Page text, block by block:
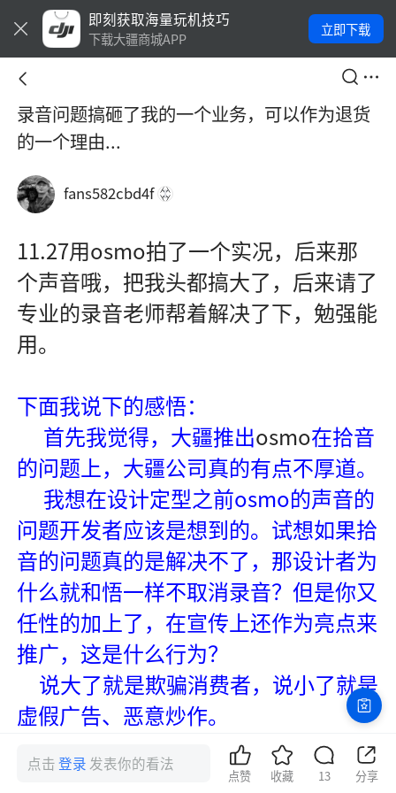
即刻获取海量玩机技巧
下载大疆商城APP
立即下载
录音问题搞砸了我的一个业务，可以作为退货
的一个理由...
fans582cbd4f
11.27用osmo拍了一个实况，后来那
个声音哦，把我头都搞大了，后来请了
专业的录音老师帮着解决了下，勉强能
用。
下面我说下的感悟：
首先我觉得，大疆推出osmo在拾音
的问题上，大疆公司真的有点不厚道。
我想在设计定型之前osmo的声音的
问题开发者应该是想到的。试想如果拾
音的问题真的是解决不了，那设计者为
什么就和悟一样不取消录音？但是你又
任性的加上了，在宣传上还作为亮点来
推广，这是什么行为？
说大了就是欺骗消费者，说小了就是
虚假广告、恶意炒作。
现在的录音效果就这样，大家有目共
睹，我只能用一句歇后语来形容---“聋
点击登录 发表你的看法
点赞 收藏 13 分享